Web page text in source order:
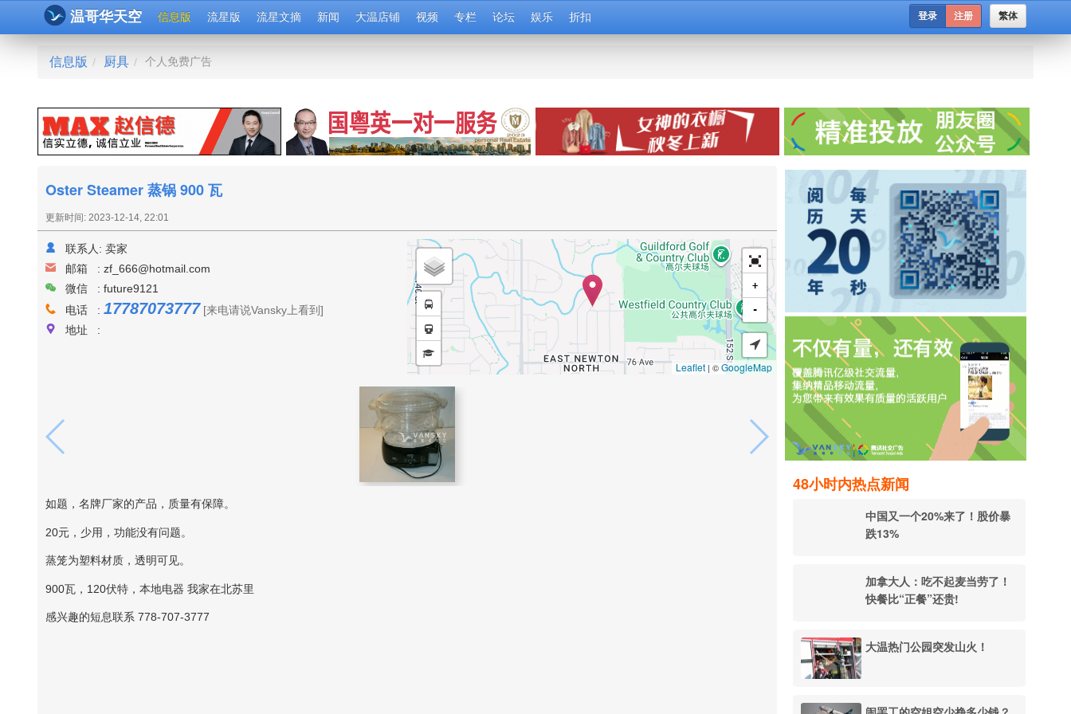
温哥华天空 信息版 流星版 流星文摘 新闻 大温店铺 视频 专栏 论坛 娱乐 折扣 繁体
登录 注册
信息版 / 厨具 / 个人免费广告
48小时内热点新闻
中国又一个20%来了！股价暴
跌13%
加拿大人：吃不起麦当劳了！
快餐比“正餐”还贵!
大温热门公园突发山火！
Oster Steamer 蒸锅 900 瓦
更新时间: 2023-12-14, 22:01
联系人: 卖家
邮箱 : zf_666@hotmail.com
微信 : future9121
电话 : 17787073777 [来电请说Vansky上看到]
地址 :
+
-
Leaflet | ©GoogleMap
如题，名牌厂家的产品，质量有保障。
20元，少用，功能没有问题。
蒸笼为塑料材质，透明可见。
900瓦，120伏特，本地电器 我家在北苏里
感兴趣的短息联系 778-707-3777